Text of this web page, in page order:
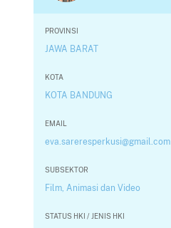
PROVINSI
JAWA BARAT
KOTA
KOTA BANDUNG
EMAIL
eva.sareresperkusi@gmail.com
SUBSEKTOR
Film, Animasi dan Video
STATUS HKI / JENIS HKI